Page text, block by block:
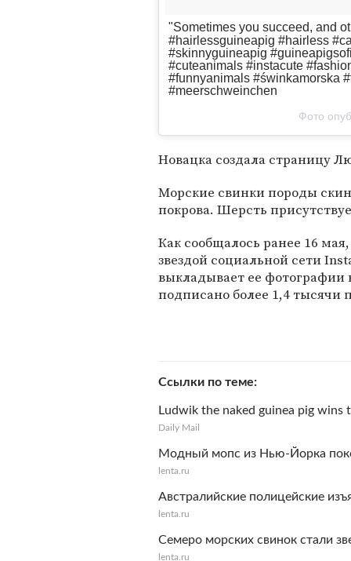
"Sometimes you succeed, and
#hairlessguineapig #hairless
#skinnyguineapig
#cuteanimals #instacute
#funnyanimals #świnkamorska
#meerschweinchen
Фото
Новацка создала страницу
Морские свинки породы
покрова. Шерсть
Как сообщалось ранее 16
звездой социальной сети
выкладывает ее
подписано более 1,4 тысячи
Ссылки по теме
Ludwik the naked guinea pig wins
Daily Mail
Модный мопс из Нью-Йорка
lenta.ru
Австралийские полицейские
lenta.ru
Семеро морских свинок стали
lenta.ru